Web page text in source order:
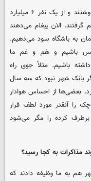
برای یک نفر دیگر روی یک برگه امتحانی نوشتند و از یک نفر ۶ میلیارد
ما حکم گرفتند. الان پیغام می‌دهند
به باشگاه سود می‌دهیم.
باشیم و هَم و غم ما
باشیم. مثلاً جوی راه
بانک شهر نبود که سه سال
بعضی‌ها از احساس هوادار
را آنقدر مورد لطف قرار
کرده را مگر می‌شود
هم به ما وظیفه دادند که